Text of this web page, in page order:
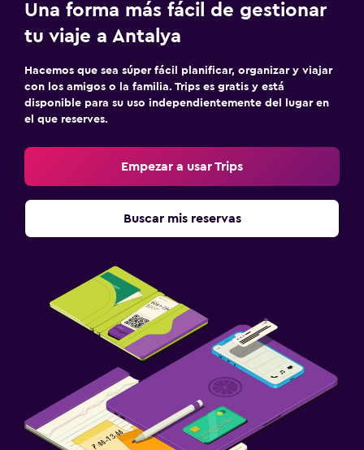
Una forma más fácil de gestionar
tu viaje a Antalya
Hacemos que sea súper fácil planificar, organizar y viajar
con los amigos o la familia. Trips es gratis y está
disponible para su uso independientemente del lugar en
el que reserves.
Empezar a usar Trips
Buscar mis reservas